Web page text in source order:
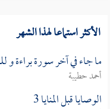
الأكثر استماعا لهذا الشهر
ما جاء في آخر سورة براءة و
أحمد حطيبة
الوصايا قبل المنايا 3